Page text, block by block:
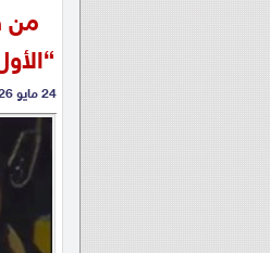
من
24 مايو 2026